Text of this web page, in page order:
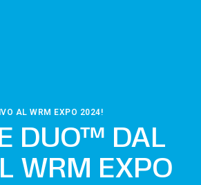
AL WRM EXPO 2024!
DUO™ DAL
WRM EXPO